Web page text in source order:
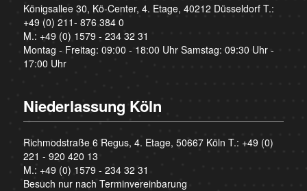
Königsallee 30, Kö-Center, 4. Etage, 40212 Düsseldorf T.:
+49 (0) 211- 876 384 0
M.: +49 (0) 1579 - 234 32 31
Montag - Freitag: 09:00 - 18:00 Uhr Samstag: 09:30 Uhr -
17:00 Uhr
Niederlassung Köln
Richmodstraße 6 Regus, 4. Etage, 50667 Köln T.: +49 (0)
221 - 920 420 13
M.: +49 (0) 1579 - 234 32 31
Besuch nur nach Terminvereinbarung